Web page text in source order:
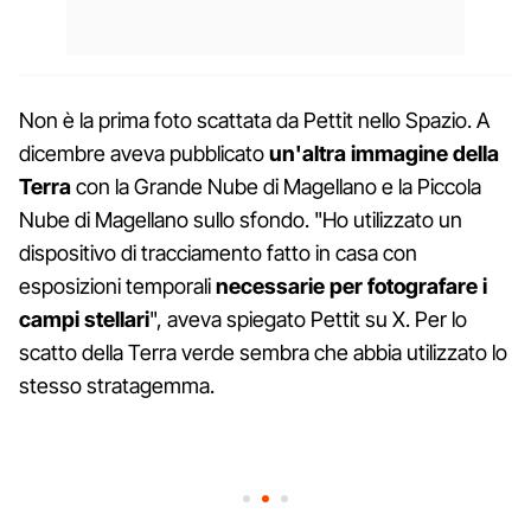
Non è la prima foto scattata da Pettit nello Spazio. A
dicembre aveva pubblicatoun'altra immagine della
Terracon la Grande Nube di Magellano e la Piccola
Nube di Magellano sullo sfondo. "Ho utilizzato un
dispositivo di tracciamento fatto in casa con
esposizioni temporalinecessarie per fotografare i
campi stellari", aveva spiegato Pettit su X. Per lo
scatto della Terra verde sembra che abbia utilizzato lo
stesso stratagemma.